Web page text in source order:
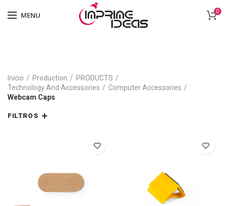
MENU 0
Inicio Production
PRODUCTS
Technology And Accessories
Computer Accessories
Webcam Caps
FILTROS